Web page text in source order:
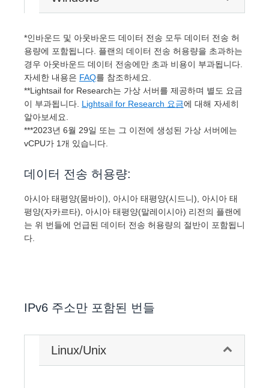
*인바운드 및 아웃바운드 데이터 전송 모두 데이터 전송 허
용량에 포함됩니다. 플랜의 데이터 전송 허용량을 초과하는
경우 아웃바운드 데이터 전송에만 초과 비용이 부과됩니다.
자세한 내용은 FAQ를 참조하세요.
**Lightsail for Research는 가상 서버를 제공하며 별도 요금
이 부과됩니다. Lightsail for Research 요금에 대해 자세히
알아보세요.
***2023년 6월 29일 또는 그 이전에 생성된 가상 서버에는
vCPU가 1개 있습니다.
데이터 전송 허용량:
아시아 태평양(뭄바이), 아시아 태평양(시드니), 아시아 태
평양(자카르타), 아시아 태평양(말레이시아) 리전의 플랜에
는 위 번들에 언급된 데이터 전송 허용량의 절반이 포함됩니
다.
IPv6 주소만 포함된 번들
Linux/Unix